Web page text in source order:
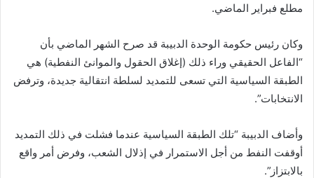
مطلع فبراير الماضي.
وكان رئيس حكومة الوحدة الدبيبة قد صرح الشهر الماضي بأن
“الفاعل الحقيقي وراء ذلك (إغلاق الحقول والموانئ النفطية) هي
الطبقة السياسية التي تسعى للتمديد لسلطة انتقالية جديدة، وترفض
الانتخابات”.
وأضاف الدبيبة “تلك الطبقة السياسية عندما فشلت في ذلك التمديد
أوقفت النفط من أجل الاستمرار في إذلال الشعب، وفرض أمر واقع
بالابتزاز”.